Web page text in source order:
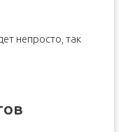
непросто, так